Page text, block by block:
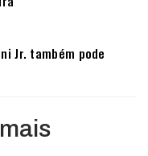
Jr. também pode